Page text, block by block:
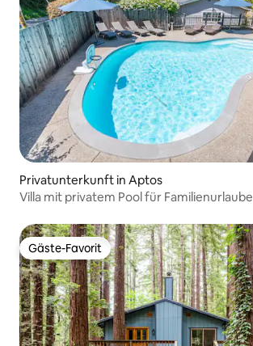
Privatunterkunft in Aptos
Villa mit privatem Pool für Familienurlaube
Gäste-Favorit
Gäste-Favorit